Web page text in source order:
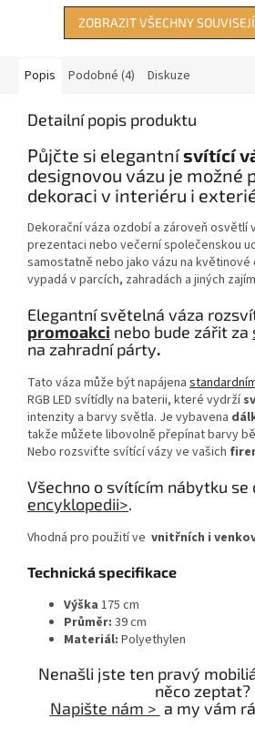
ZOBRAZIT VŠECHNY
Popis Podobné (4) Diskuze
Detailní popis produktu
Půjčte si elegantnísvítící
designovou vázu je možné
dekoraci v interiéru i
Dekorační váza ozdobí a zároveň osvětlí
prezentaci nebo večerní společenskou
samostatně nebo jako vázu na květinové
vypadá v parcích, zahradách a jiných
Elegantní světelná váza
promoakci nebo bude zářit za
na zahradní párty.
Tato váza může být napájena
RGB LED svítídly na baterii, které vydrží
intenzity a barvy světla. Je vybavena
takže můžete libovolně přepínat barvy
Nebo rozsviťte svítící vázy ve vašich
Všechno o svítícím nábytku se
encyklopedii>.
Vhodná pro použití ve vnitřních i
Technická specifikace
Výška 175 cm
Průměr: 39 cm
Materiál: Polyethylen
Nenašli jste ten pravý
něco zeptat?
Napište nám > a my vám